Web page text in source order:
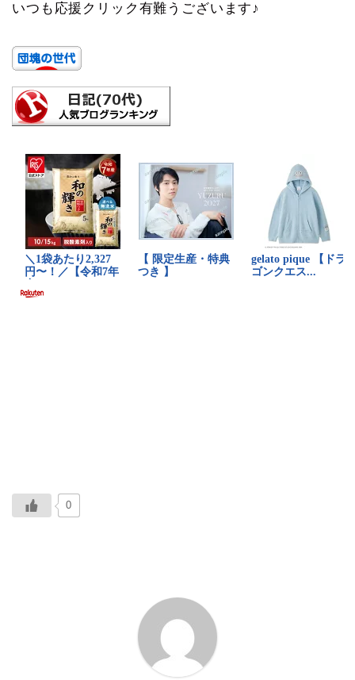
いつも応援クリック有難うございます♪
0